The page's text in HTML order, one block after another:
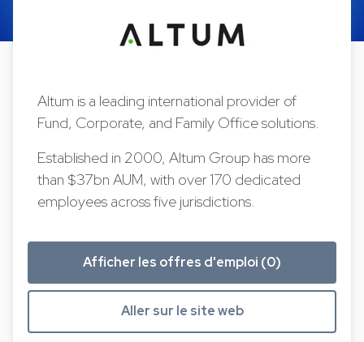
Altum is a leading international provider of
Fund, Corporate, and Family Office solutions.
Established in 2000, Altum Group has more
than $37bn AUM, with over 170 dedicated
employees across five jurisdictions.
Afficher les offres d'emploi (0)
Aller sur le site web